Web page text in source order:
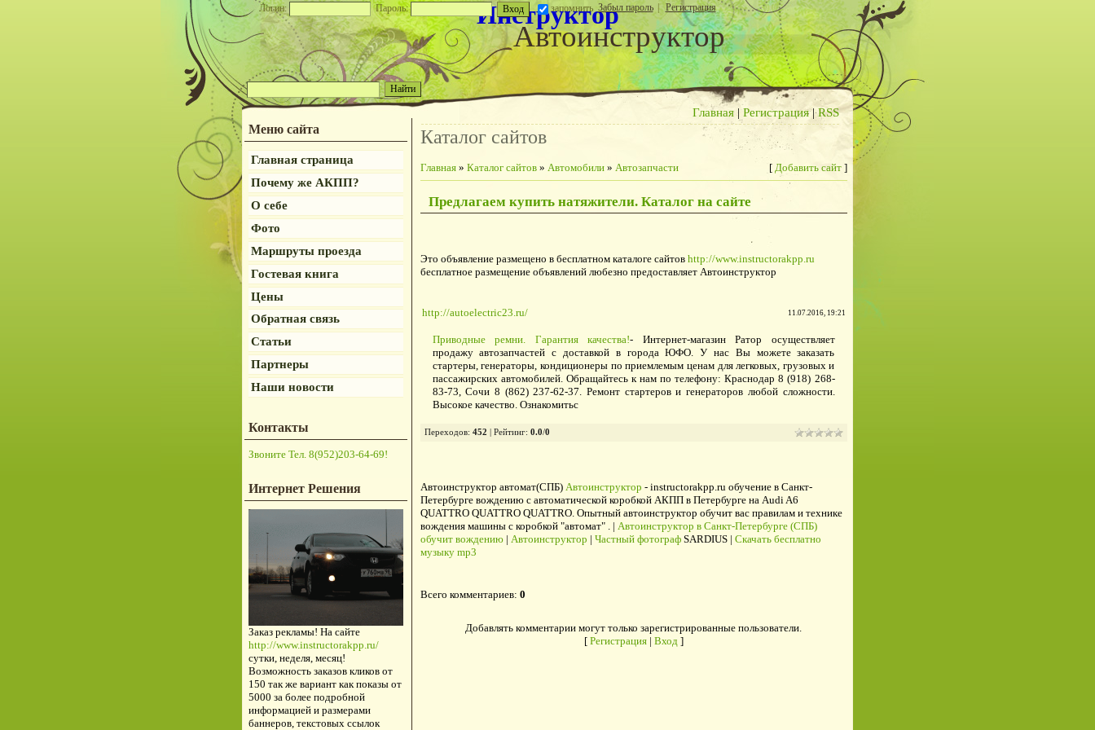
Логин: Пароль: запомнить Забыл пароль | Регистрация
Автоинструктор
Инструктор
Главная| Регистрация|RSS
Меню сайта
Главная страница
Почему же АКПП?
О себе
Фото
Маршруты проезда
Гостевая книга
Цены
Обратная связь
Статьи
Партнеры
Наши новости
Контакты
Звоните Тел. 8(952)203-64-69!
Интернет Решения
Заказ рекламы! На сайте
http://www.instructorakpp.ru/
сутки, неделя, месяц!
Возможность заказов кликов от
150 так же вариант как показы от
5000 за более подробной
информацией и размерами
баннеров, текстовых ссылок
Каталог сайтов
Главная» Каталог сайтов» Автомобили» Автозапчасти [ Добавить сайт]
Предлагаем купить натяжители. Каталог на сайте
Это объявление размещено в бесплатном каталоге сайтов http://www.instructorakpp.ru
бесплатное размещение объявлений любезно предоставляет Автоинструктор
http://autoelectric23.ru/ 11.07.2016, 19:21
Приводные ремни. Гарантия качества!- Интернет-магазин Ратор осуществляет
продажу автозапчастей с доставкой в города ЮФО. У нас Вы можете заказать
стартеры, генераторы, кондиционеры по приемлемым ценам для легковых, грузовых и
пассажирских автомобилей. Обращайтесь к нам по телефону: Краснодар 8 (918) 268-
83-73, Сочи 8 (862) 237-62-37. Ремонт стартеров и генераторов любой сложности.
Высокое качество. Ознакомитьс
Переходов: 452 Рейтинг: 0.0/0
Автоинструктор автомат(СПБ) Автоинструктор - instructorakpp.ru обучение в Санкт-
Петербурге вождению с автоматической коробкой АКПП в Петербурге на Audi A6
QUATTRO QUATTRO QUATTRO. Опытный автоинструктор обучит вас правилам и технике
вождения машины с коробкой "автомат" . | Автоинструктор в Санкт-Петербурге (СПБ)
обучит вождению| Автоинструктор | Частный фотографSARDIUS | Скачать бесплатно
музыку mp3
Всего комментариев: 0
Добавлять комментарии могут только зарегистрированные пользователи.
[ Регистрация| Вход]